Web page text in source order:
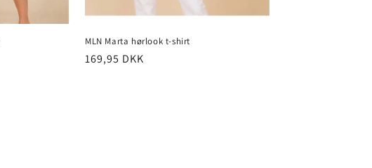
MLN Marta hørlook t-shirt
Normalpris
169,95 DKK